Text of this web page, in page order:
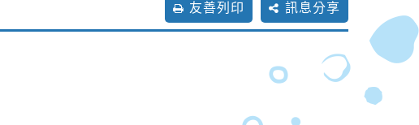
友善列印 訊息分享